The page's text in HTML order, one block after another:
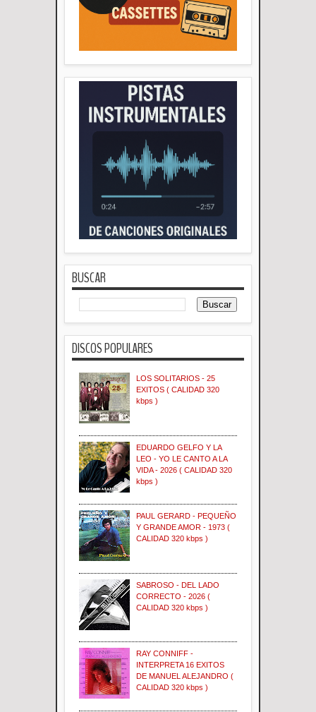
BUSCAR
DISCOS POPULARES
LOS SOLITARIOS - 25
EXITOS ( CALIDAD 320
kbps )
EDUARDO GELFO Y LA
LEO - YO LE CANTO A LA
VIDA - 2026 ( CALIDAD 320
kbps )
PAUL GERARD - PEQUEÑO
Y GRANDE AMOR - 1973 (
CALIDAD 320 kbps )
SABROSO - DEL LADO
CORRECTO - 2026 (
CALIDAD 320 kbps )
RAY CONNIFF -
INTERPRETA 16 EXITOS
DE MANUEL ALEJANDRO (
CALIDAD 320 kbps )